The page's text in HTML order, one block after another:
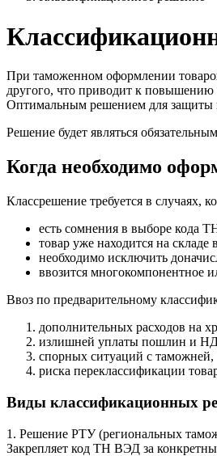
При таможенном оформлении
другого, что приводит к
Оптимальным решением для защиты
Решение будет являться
Когда необходимо
Классрешение требуется в случаях,
есть сомнения в выборе кода
товар уже находится на складе
необходимо исключить
ввозится многокомпонентное
Ввоз по предварительному
дополнительных расходов на
излишней уплаты пошлин и
спорных ситуаций с таможней,
риска переклассификации
Виды классификационных
1. Решение РТУ (региональных
Закрепляет код ТН ВЭД за